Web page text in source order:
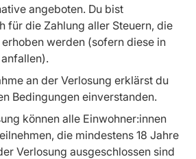
angeboten. Du bist
für die Zahlung aller Steuern, die
werden (sofern diese in
an der Verlosung erklärst du
Bedingungen einverstanden.
können alle Einwohner:innen
die mindestens 18 Jahre
Verlosung ausgeschlossen sind